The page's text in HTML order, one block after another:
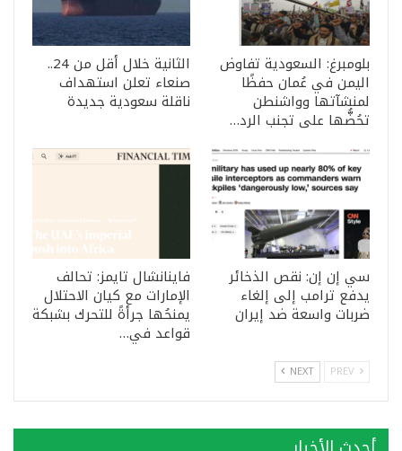
بلومبرغ: السعودية تفاوض
اليمن في عُمان حفظًا
لمنشآتها وواشنطن
تحُضُّها على تجنب الرد…
الثانية خلال أقل من 24..
صنعاء تعلن استهداف
ناقلة سعودية جديدة
سي إن إن: نقص الذخائر
يدفع ترامب إلى إلغاء
ضربات واسعة ضد إيران
فاينانشال تايمز: تحالف
الإمارات مع كيان الاحتلال
يمنحُها جرأةً للتحرك بشبكة
قواعد في…
NEXT